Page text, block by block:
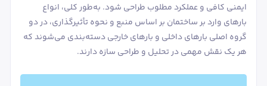
ایمنی کافی و عملکرد مطلوب طراحی شود. به‌طور کلی، انواع
بارهای وارد بر ساختمان بر اساس منبع و نحوه تأثیرگذاری، در دو
گروه اصلی بارهای داخلی و بارهای خارجی دسته‌بندی می‌شوند که
هر یک نقش مهمی در تحلیل و طراحی سازه دارند.